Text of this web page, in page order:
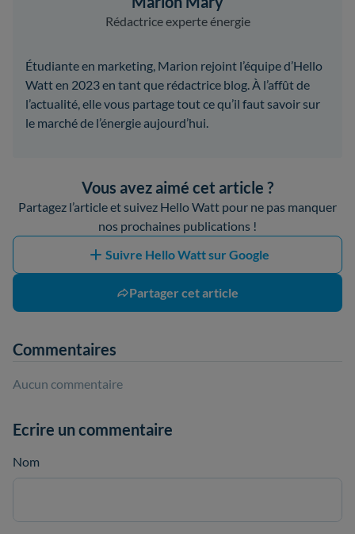
Rédactrice experte énergie
Étudiante en marketing, Marion rejoint l’équipe d’Hello
Watt en 2023 en tant que rédactrice blog. À l’affût de
l’actualité, elle vous partage tout ce qu’il faut savoir sur
le marché de l’énergie aujourd’hui.
Vous avez aimé cet article ?
Partagez l’article et suivez Hello Watt pour ne pas manquer
nos prochaines publications !
Suivre Hello Watt sur Google
Partager cet article
Commentaires
Aucun commentaire
Ecrire un commentaire
Nom